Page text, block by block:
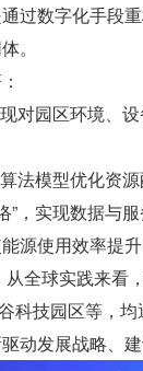
过数字化手段
。
对园区环境、
法模型优化资源
，实现数据与服
源使用效率提
全球实践来看
科技园区等，
动发展战略、建